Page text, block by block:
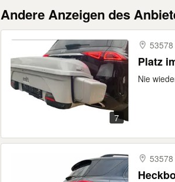
Andere Anzeigen des
7
Platz
Nie